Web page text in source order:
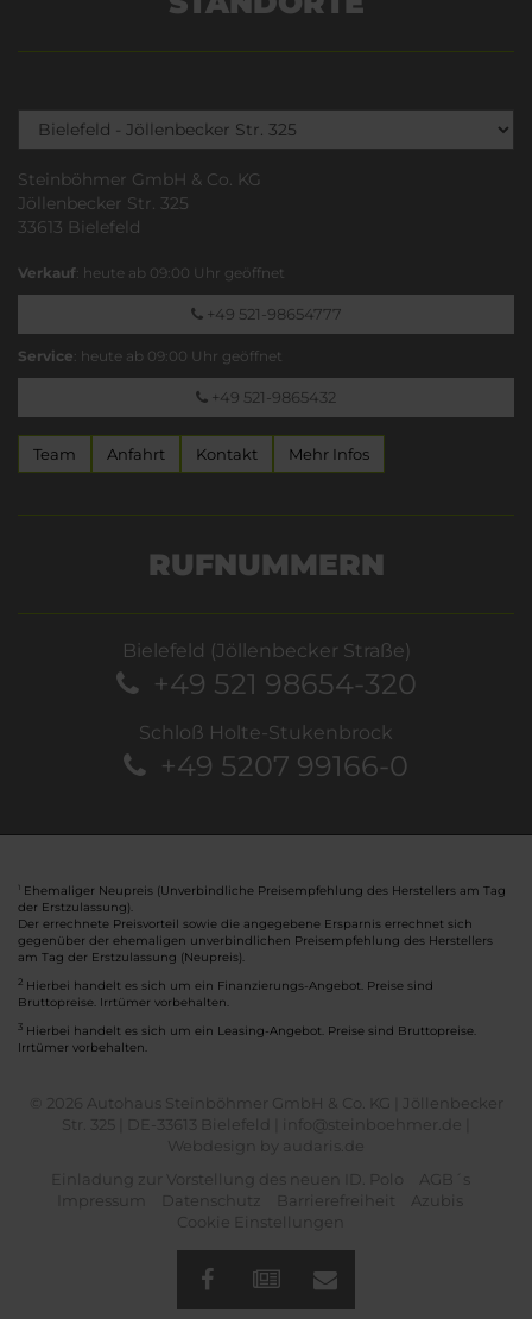
Steinböhmer GmbH & Co. KG
Jöllenbecker Str. 325
33613 Bielefeld
Verkauf: heute ab 09:00 Uhr geöffnet
+49 521-98654777
Service: heute ab 09:00 Uhr geöffnet
+49 521-9865432
Team Anfahrt Kontakt Mehr Infos
RUFNUMMERN
Bielefeld (Jöllenbecker Straße)
+49 521 98654-320
Schloß Holte-Stukenbrock
+49 5207 99166-0
Ehemaliger Neupreis (Unverbindliche Preisempfehlung des Herstellers am Tag
der Erstzulassung).
Der errechnete Preisvorteil sowie die angegebene Ersparnis errechnet sich
gegenüber der ehemaligen unverbindlichen Preisempfehlung des Herstellers
am Tag der Erstzulassung (Neupreis).
2 Hierbei handelt es sich um ein Finanzierungs-Angebot. Preise sind
Bruttopreise. Irrtümer vorbehalten.
3 Hierbei handelt es sich um ein Leasing-Angebot. Preise sind Bruttopreise.
Irrtümer vorbehalten.
© 2026 Autohaus Steinböhmer GmbH & Co. KG | Jöllenbecker
Str. 325 | DE-33613 Bielefeld | info@steinboehmer.de |
Webdesign by audaris.de
Einladung zur Vorstellung des neuen ID. Polo
AGB´s
Impressum
Datenschutz Barrierefreiheit
Azubis
Cookie Einstellungen